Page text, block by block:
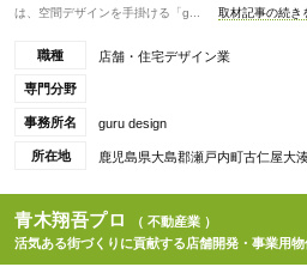
は、空間デザインを手掛ける「g...
取材記事の続
職種 店舗・住宅デザイン業
専門分野
事務所名 guru design
所在地 鹿児島県大島郡瀬戸内町古仁屋大
青木翔吾プロ
（ 不動産業 ）
活気ある街づくりに貢献する店舗開発・事業用